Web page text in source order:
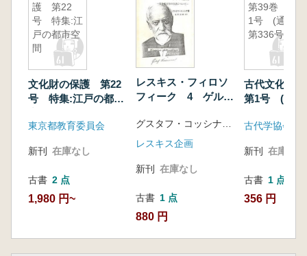
護 第22
号 特集:江
戸の都市空
間
文化財の保護 第22
号 特集:江戸の都市
東京都教育委員会
新刊 在庫なし
古書 2 点
1,980 円~
レスキス・フィロソ
フィーク 4 ゲルマ
古学の方法について
レスキス企画
新刊 在庫なし
古書 1 点
880 円
第39巻 第
1号 (通巻
第336号)
古代文化
第1号 (通巻
古代学協会
新刊 在庫なし
古書 1 点
356 円